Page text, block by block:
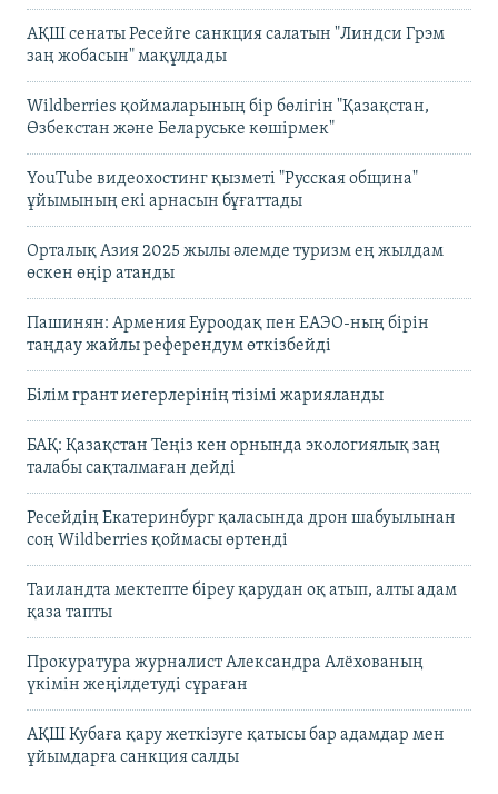
АҚШ сенаты Ресейге санкция салатын "Линдси Грэм
заң жобасын" мақұлдады
Wildberries қоймаларының бір бөлігін "Қазақстан,
Өзбекстан және Беларуське көшірмек"
YouTube видеохостинг қызметі "Русская община"
ұйымының екі арнасын бұғаттады
Орталық Азия 2025 жылы әлемде туризм ең жылдам
өскен өңір атанды
Пашинян: Армения Еуроодақ пен ЕАЭО-ның бірін
таңдау жайлы референдум өткізбейді
Білім грант иегерлерінің тізімі жарияланды
БАҚ: Қазақстан Теңіз кен орнында экологиялық заң
талабы сақталмаған дейді
Ресейдің Екатеринбург қаласында дрон шабуылынан
соң Wildberries қоймасы өртенді
Таиландта мектепте біреу қарудан оқ атып, алты адам
қаза тапты
Прокуратура журналист Александра Алёхованың
үкімін жеңілдетуді сұраған
АҚШ Кубаға қару жеткізуге қатысы бар адамдар мен
ұйымдарға санкция салды